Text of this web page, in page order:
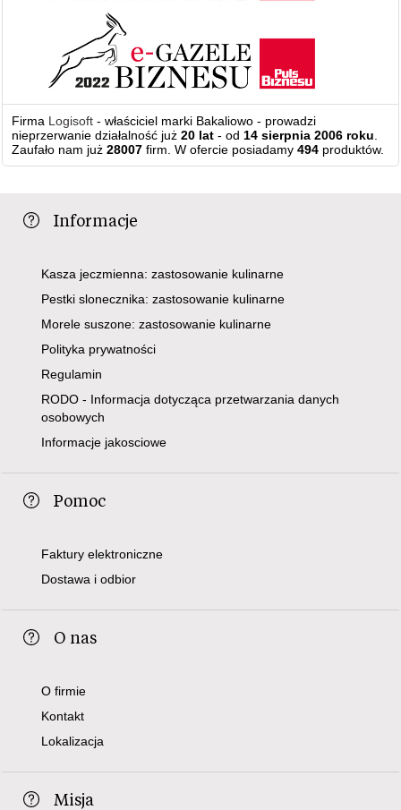
Firma Logisoft - właściciel marki Bakaliowo - prowadzi
nieprzerwanie działalność już20 lat - od14 sierpnia 2006 roku.
Zaufało nam już28007 firm. W ofercie posiadamy494 produktów.
Informacje
Kasza jeczmienna: zastosowanie kulinarne
Pestki slonecznika: zastosowanie kulinarne
Morele suszone: zastosowanie kulinarne
Polityka prywatności
Regulamin
RODO - Informacja dotycząca przetwarzania danych
osobowych
Informacje jakosciowe
Pomoc
Faktury elektroniczne
Dostawa i odbior
O nas
O firmie
Kontakt
Lokalizacja
Misja